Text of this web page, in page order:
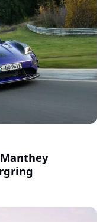
Manthey